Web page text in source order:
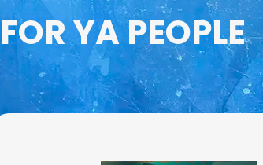
FOR YA PEOPLE